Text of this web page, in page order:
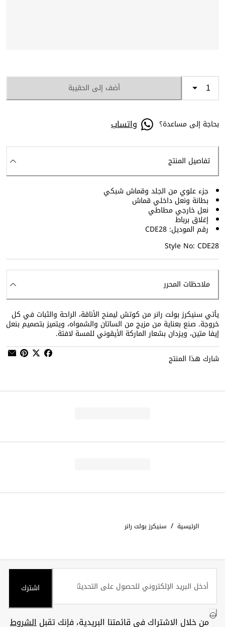
أضف إلى الحقيبة
بحاجة إلى مساعدة؟ واتساب
تفاصيل المنتج
جزء علوي من الجلد وقماش شبكي
بطانة ونعل داخلي قماش
نعل خارجي مطاطي
إغلاق برباط
رقم الموديل: CDE28
Style No: CDE28
ملاحظات المحرر
يأتي سنيكرز بولت رانر من كوتش ليمنح الأناقة، الراحة والثبات في كل
خروجة. صنع بعناية من مزيج من الساتان والشمواه، ويتميز بتصميم بنعل
إيفا متين، ويزدان بشعار الماركة الأيقوني للمسة لافتة.
شارك هذا المنتج
الرئيسية / سنيكرز بولت رانر
اشترك
من خلال الاشتراك في قائمتنا البريدية، فإنك تقبلالشروط